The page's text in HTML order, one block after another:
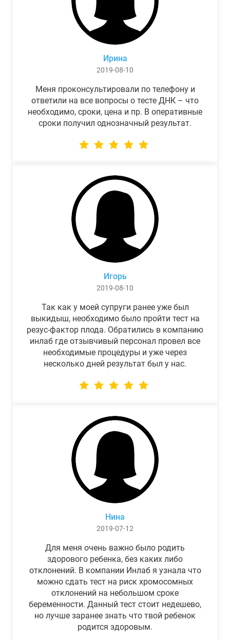
Ирина
2019-08-10
Меня проконсультировали по телефону и
ответили на все вопросы о тесте ДНК – что
необходимо, сроки, цена и пр. В оперативные
сроки получил однозначный результат.
Игорь
2019-08-10
Так как у моей супруги ранее уже был
выкидыш, необходимо было пройти тест на
резус-фактор плода. Обратились в компанию
инлаб где отзывчивый персонал провел все
необходимые процедуры и уже через
несколько дней результат был у нас.
Нина
2019-07-12
Для меня очень важно было родить
здорового ребенка, без каких либо
отклонений. В компании Инлаб я узнала что
можно сдать тест на риск хромосомных
отклонений на небольшом сроке
беременности. Данный тест стоит недешево,
но лучше заранее знать что твой ребенок
родится здоровым.